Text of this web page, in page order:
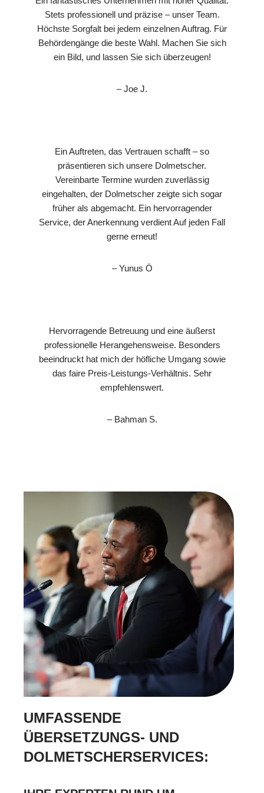
Stets professionell und präzise – unser Team.
Höchste Sorgfalt bei jedem einzelnen Auftrag. Für
Behördengänge die beste Wahl. Machen Sie sich
ein Bild, und lassen Sie sich überzeugen!
– Joe J.
Ein Auftreten, das Vertrauen schafft – so
präsentieren sich unsere Dolmetscher.
Vereinbarte Termine wurden zuverlässig
eingehalten, der Dolmetscher zeigte sich sogar
früher als abgemacht. Ein hervorragender
Service, der Anerkennung verdient Auf jeden Fall
gerne erneut!
– Yunus Ö
Hervorragende Betreuung und eine äußerst
professionelle Herangehensweise. Besonders
beeindruckt hat mich der höfliche Umgang sowie
das faire Preis-Leistungs-Verhältnis. Sehr
empfehlenswert.
– Bahman S.
UMFASSENDE
ÜBERSETZUNGS- UND
DOLMETSCHERSERVICES: